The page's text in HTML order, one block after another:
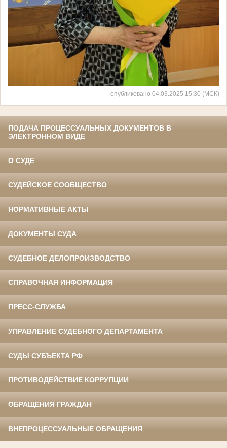
опубликовано 04.03.2025 15:30 (МСК)
ПОДАЧА ПРОЦЕССУАЛЬНЫХ ДОКУМЕНТОВ В
ЭЛЕКТРОННОМ ВИДЕ
О СУДЕ
СУДЕЙСКОЕ СООБЩЕСТВО
НОРМАТИВНЫЕ АКТЫ
ДОКУМЕНТЫ СУДА
СУДЕБНОЕ ДЕЛОПРОИЗВОДСТВО
СПРАВОЧНАЯ ИНФОРМАЦИЯ
ПРЕСС-СЛУЖБА
УПРАВЛЕНИЕ СУДЕБНОГО ДЕПАРТАМЕНТА
СУДЫ СУБЪЕКТА РФ
ПРОТИВОДЕЙСТВИЕ КОРРУПЦИИ
ОБРАЩЕНИЯ ГРАЖДАН
ВНЕПРОЦЕССУАЛЬНЫЕ ОБРАЩЕНИЯ